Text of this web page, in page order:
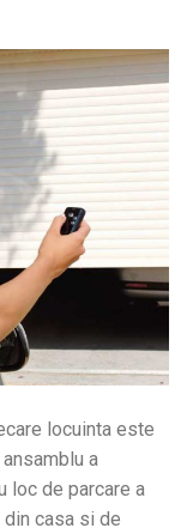
locuinta este
a
loc de parcare a
casa si de